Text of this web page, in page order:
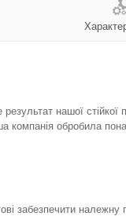
нашої
обробила
забезпечити належну